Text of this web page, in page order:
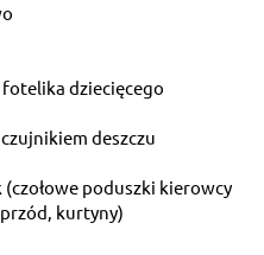
fotelika dziecięcego
deszczu
poduszki kierowcy
kurtyny)